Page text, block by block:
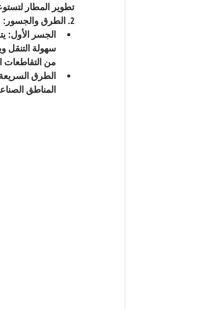
تطوير المطار لتستوعب 200 مليون
2. الطرق والجسور:
الجسر الأول:
من
الطرق
المناطق